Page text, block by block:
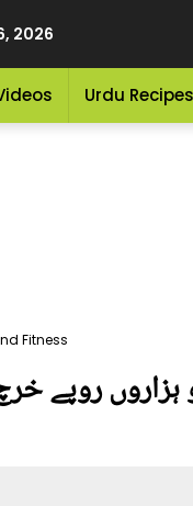
2026
Urdu Recipes
Fitness
روپے